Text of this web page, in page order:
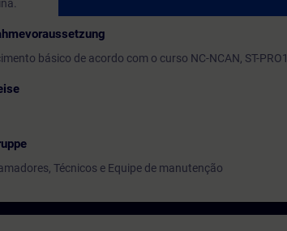
básico de acordo com o curso NC-NCAN, ST-PRO1.
Técnicos e Equipe de manutenção